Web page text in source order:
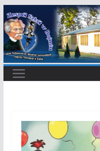
Przejdź
do
treści